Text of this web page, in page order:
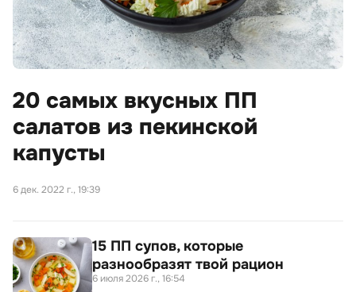
20 самых вкусных ПП
салатов из пекинской
капусты
6 дек. 2022 г., 19:39
15 ПП супов, которые
разнообразят твой рацион
6 июля 2026 г., 16:54